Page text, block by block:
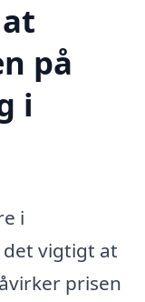
på
i
i
vigtigt at
prisen